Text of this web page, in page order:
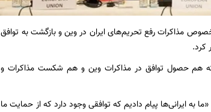
مذاکرات رفع تحریم‌های ایران در وین و بازگشت به توافق
کرد.
هم حصول توافق در مذاکرات وین و هم شکست مذاکرات و
ایرانی‌ها پیام دادیم که توافقی وجود دارد که از حمایت ما